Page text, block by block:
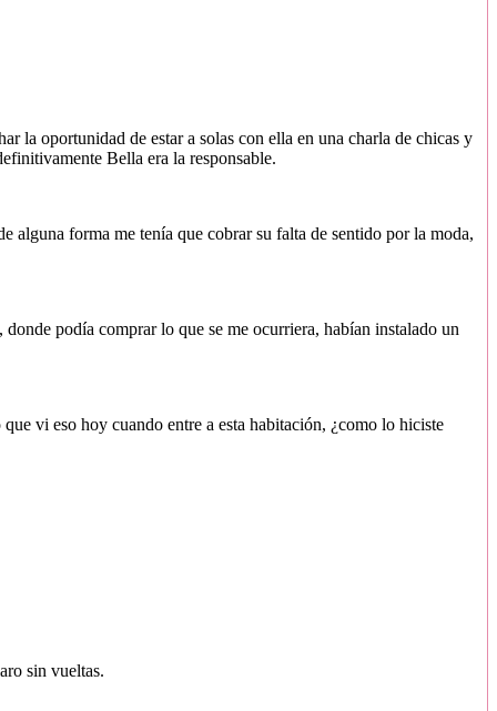
la oportunidad de estar a solas con ella en una charla de chicas y
Bella era la responsable.
alguna forma me tenía que cobrar su falta de sentido por la moda,
podía comprar lo que se me ocurriera, habían instalado un
vi eso hoy cuando entre a esta habitación, ¿como lo hiciste
sin vueltas.